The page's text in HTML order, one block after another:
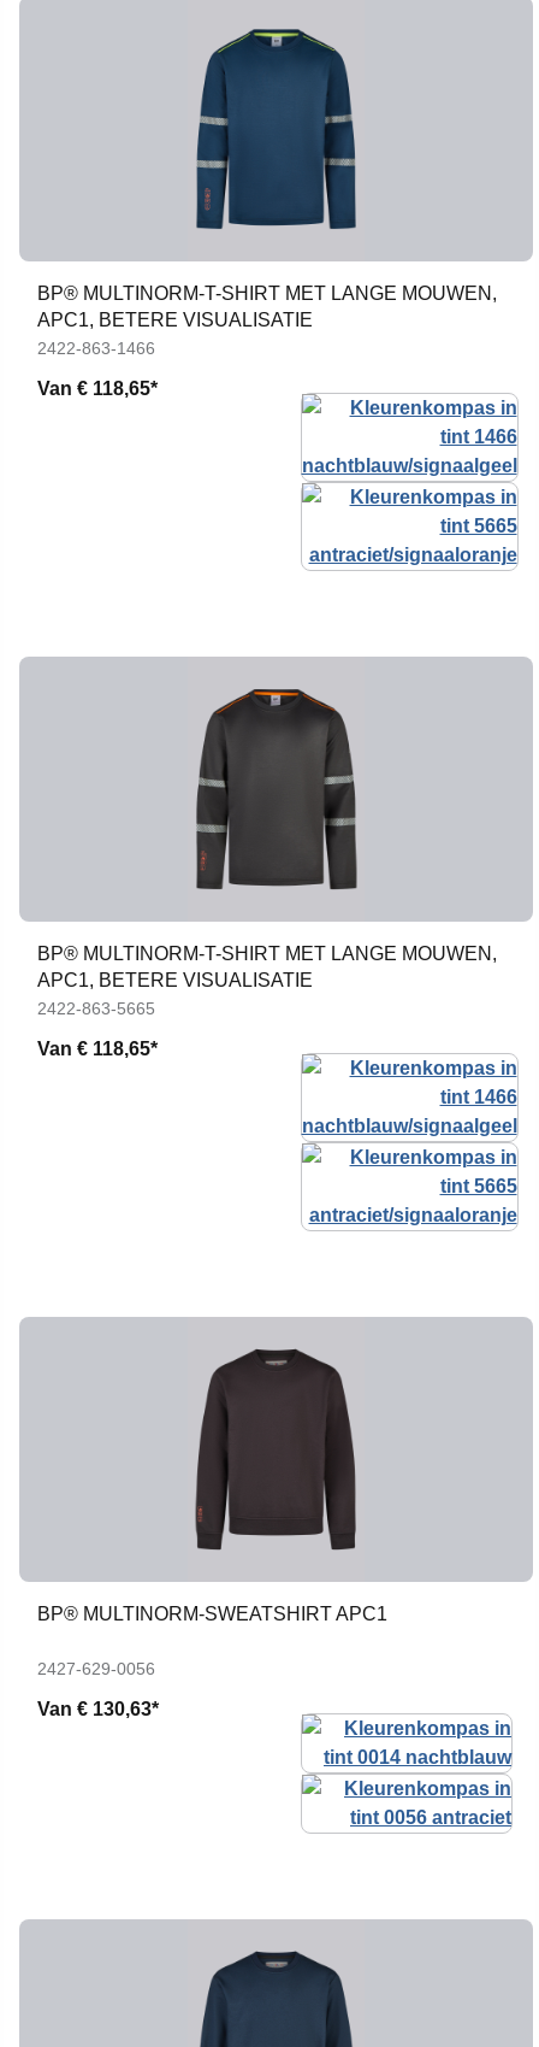
BP® MULTINORM-T-SHIRT MET LANGE MOUWEN,
APC1, BETERE VISUALISATIE
2422-863-1466
Van € 118,65*
BP® MULTINORM-T-SHIRT MET LANGE MOUWEN,
APC1, BETERE VISUALISATIE
2422-863-5665
Van € 118,65*
BP® MULTINORM-SWEATSHIRT APC1
2427-629-0056
Van € 130,63*